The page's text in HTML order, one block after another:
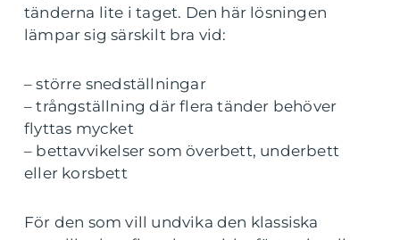
tänderna lite i taget. Den här lösningen
lämpar sig särskilt bra vid:
– större snedställningar
– trångställning där flera tänder behöver
flyttas mycket
– bettavvikelser som överbett, underbett
eller korsbett
För den som vill undvika den klassiska